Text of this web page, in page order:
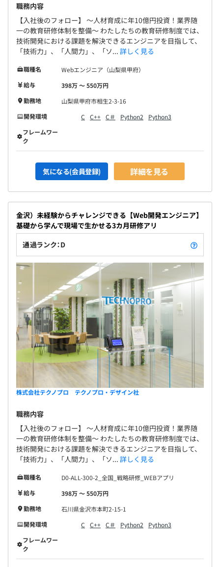
職務内容
【入社後のフォロー】 〜人材育成に年10億円投資！業界随
一の教育研修体制を整備〜 わたしたちの教育研修制度では、
技術開発における課題を解決できるエンジニアを目指して、
「技術力」、「人間力」、「ソ... 詳しく見る
職種名
Webエンジニア（山梨県甲府）
給与
398万 〜 550万円
勤務地
山梨県甲府市相生2-3-16
開発環境
C C++ C＃ Python2
Python3
フレームワー
ク
気になる(会員登録) 詳細を見る
金沢）未経験からチャレンジできる【Web開発エンジニア】
基礎から学んで現場で生かせる3カ月研修アリ
通過ランク：D
株式会社テクノプロ テクノプロ・デザイン社
職務内容
【入社後のフォロー】 〜人材育成に年10億円投資！業界随
一の教育研修体制を整備〜 わたしたちの教育研修制度では、
技術開発における課題を解決できるエンジニアを目指して、
「技術力」、「人間力」、「ソ... 詳しく見る
職種名
D0-ALL-300-2_全国_戦略研修_WEBアプリ
給与
398万 〜 550万円
勤務地
石川県金沢市本町2-15-1
開発環境
C C++ C＃ Python2
Python3
フレームワー
ク